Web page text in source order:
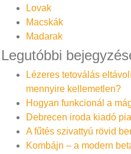
Lovak
Macskák
Madarak
Legutóbbi
Lézeres tetoválás
mennyire kellemetlen?
Hogyan funkcionál a
Debrecen iroda kiadó
A fűtés szivattyú rövid
Kombájn – a modern